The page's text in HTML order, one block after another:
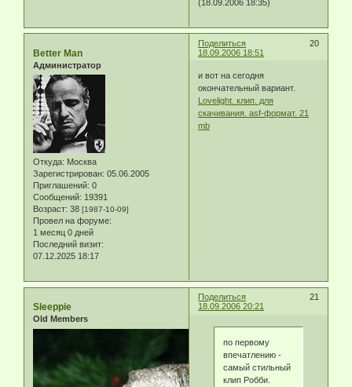
(18.09.2006 18:35)
Поделиться
20
18.09.2006 18:51
Better Man
Администратор
Откуда: Москва
Зарегистрирован: 05.06.2005
Приглашений: 0
Сообщений: 19391
Возраст: 38 [1987-10-09]
Провел на форуме:
1 месяц 0 дней
Последний визит:
07.12.2025 18:17
и вот на сегодня
окончательный вариант.
Lovelight. клип. для
скачивания. asf-формат. 21
mb
Поделиться
21
18.09.2006 20:21
Sleeppie
Old Members
по первому
впечатлению -
самый стильный
клип Робби.